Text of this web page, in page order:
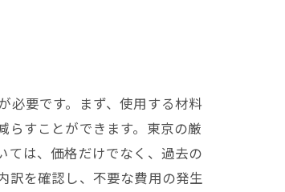
必要です。まず、使用する材料
らすことができます。東京の厳
ては、価格だけでなく、過去の
訳を確認し、不要な費用の発生